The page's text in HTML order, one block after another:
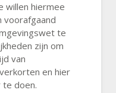
willen hiermee
voorafgaand
te
zijn om
van
en hier
doen.